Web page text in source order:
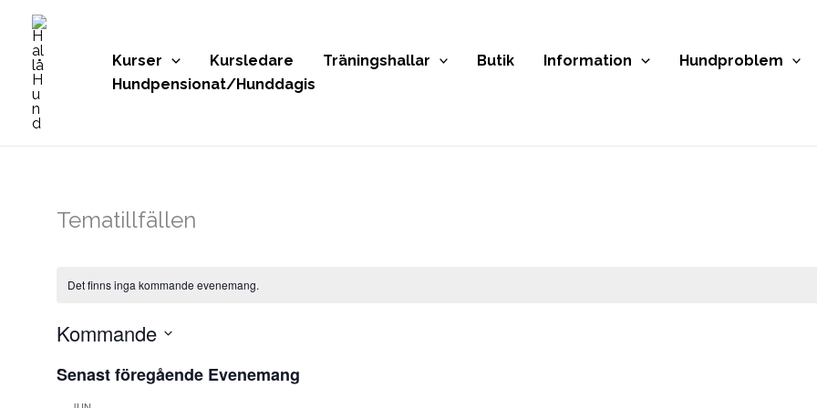
Hoppa
innehåll
Kurser Kursledare Träningshallar Butik Information Hundproblem
Hundpensionat/Hunddagis
Tematillfällen
Det finns inga kommande evenemang.
Kommande
datum.
Senast föregående Evenemang